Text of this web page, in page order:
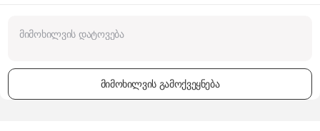
მიმოხილვის გამოქვეყნება